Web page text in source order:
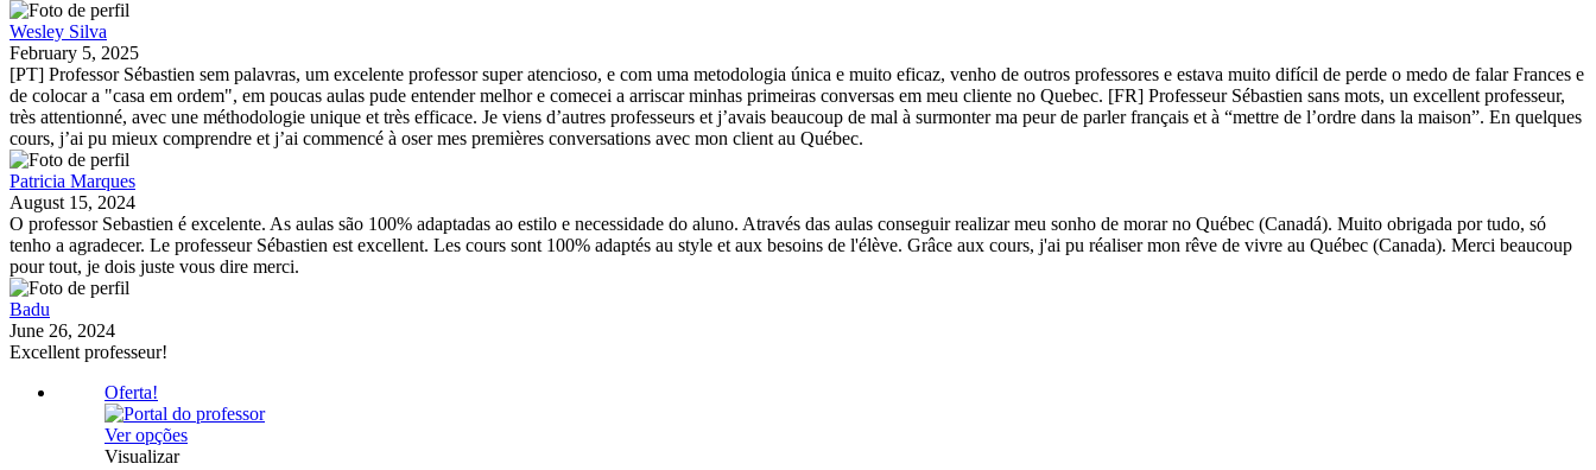
Wesley Silva
February 5, 2025
[PT] Professor Sébastien sem palavras, um excelente professor super atencioso, e com uma metodologia única e muito eficaz, venho de outros professores e estava muito difícil de perde o medo de falar Frances e
de colocar a "casa em ordem", em poucas aulas pude entender melhor e comecei a arriscar minhas primeiras conversas em meu cliente no Quebec. [FR] Professeur Sébastien sans mots, un excellent professeur,
très attentionné, avec une méthodologie unique et très efficace. Je viens d’autres professeurs et j’avais beaucoup de mal à surmonter ma peur de parler français et à “mettre de l’ordre dans la maison”. En quelques
cours, j’ai pu mieux comprendre et j’ai commencé à oser mes premières conversations avec mon client au Québec.
Patricia Marques
August 15, 2024
O professor Sebastien é excelente. As aulas são 100% adaptadas ao estilo e necessidade do aluno. Através das aulas conseguir realizar meu sonho de morar no Québec (Canadá). Muito obrigada por tudo, só
tenho a agradecer. Le professeur Sébastien est excellent. Les cours sont 100% adaptés au style et aux besoins de l'élève. Grâce aux cours, j'ai pu réaliser mon rêve de vivre au Québec (Canada). Merci beaucoup
pour tout, je dois juste vous dire merci.
Badu
June 26, 2024
Excellent professeur!
Oferta!
Ver opçõesEste
Visualizar